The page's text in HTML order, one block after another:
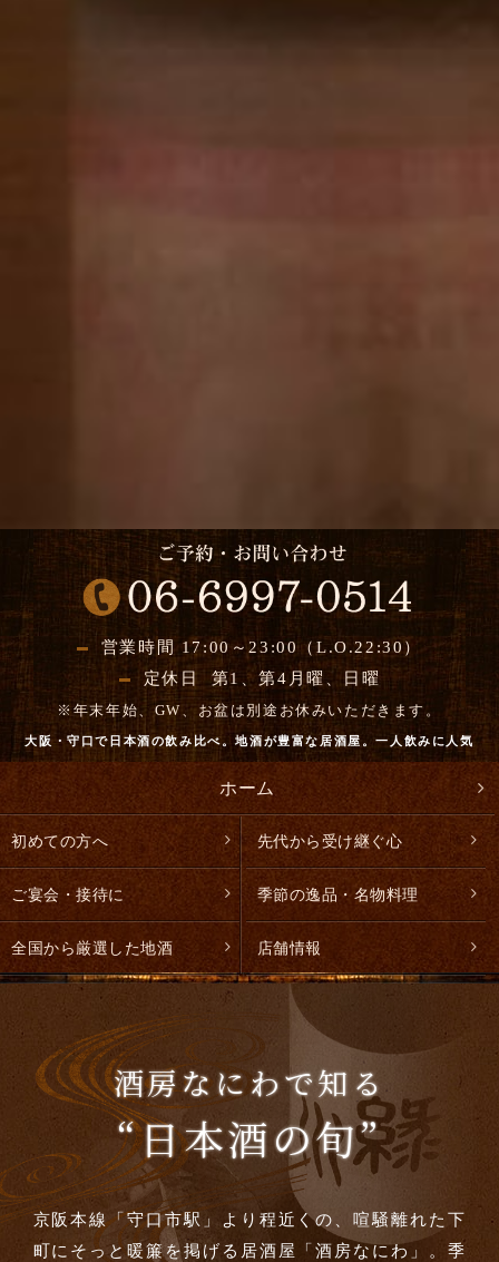
営業時間 17:00～23:00（L.O.22:30）
定休日 第1、第4月曜、日曜
※年末年始、GW、お盆は別途お休みいただきます。
大阪・守口で日本酒の飲み比べ。地酒が豊富な居酒屋。一人飲みに人気
ホーム
初めての方へ 先代から受け継ぐ心
ご宴会・接待に 季節の逸品・名物料理
全国から厳選した地酒 店舗情報
酒房なにわで知る
“日本酒の旬”
京阪本線「守口市駅」より程近くの、喧騒離れた下
町にそっと暖簾を掲げる居酒屋「酒房なにわ」。季